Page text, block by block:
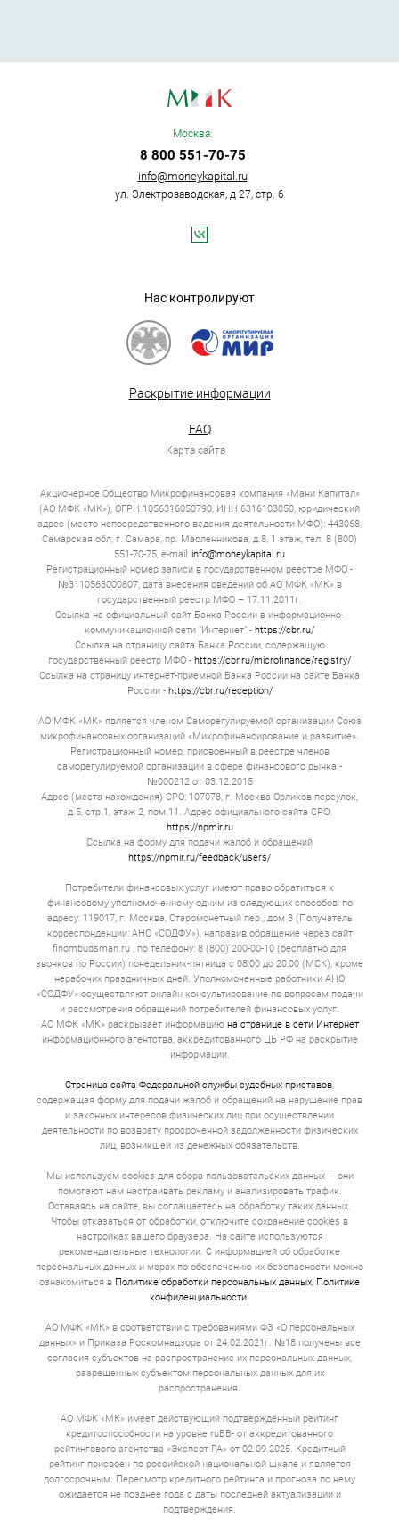
Москва:
8 800 551-70-75
info@moneykapital.ru
ул. Электрозаводская, д 27, стр. 6
Нас контролируют
Раскрытие информации
FAQ
Карта сайта
Акционерное Общество Микрофинансовая компания «Мани Капитал»
(АО МФК «МК»), ОГРН 1056316050790, ИНН 6316103050, юридический
адрес (место непосредственного ведения деятельности МФО): 443068,
Самарская обл, г. Самара, пр. Масленникова, д.8, 1 этаж, тел. 8 (800)
551-70-75, e-mail: info@moneykapital.ru
Регистрационный номер записи в государственном реестре МФО -
№3110563000807, дата внесения сведений об АО МФК «МК» в
государственный реестр МФО – 17.11.2011г.
Ссылка на официальный сайт Банка России в информационно-
коммуникационной сети "Интернет" - https://cbr.ru/
Ссылка на страницу сайта Банка России, содержащую
государственный реестр МФО - https://cbr.ru/microfinance/registry/
Ссылка на страницу интернет-приемной Банка России на сайте Банка
России - https://cbr.ru/reception/
АО МФК «МК» является членом Саморегулируемой организации Союз
микрофинансовых организаций «Микрофинансирование и развитие».
Регистрационный номер, присвоенный в реестре членов
саморегулируемой организации в сфере финансового рынка -
№000212 от 03.12.2015
Адрес (места нахождения) СРО: 107078, г. Москва Орликов переулок,
д.5, стр.1, этаж 2, пом.11. Адрес официального сайта СРО:
https://npmir.ru
Ссылка на форму для подачи жалоб и обращений
https://npmir.ru/feedback/users/
Потребители финансовых услуг имеют право обратиться к
финансовому уполномоченному одним из следующих способов: по
адресу: 119017, г. Москва, Старомонетный пер., дом 3 (Получатель
корреспонденции: АНО «СОДФУ»), направив обращение через сайт
finombudsman.ru , по телефону: 8 (800) 200-00-10 (бесплатно для
звонков по России) понедельник-пятница с 08:00 до 20:00 (МСК), кроме
нерабочих праздничных дней. Уполномоченные работники АНО
«СОДФУ» осуществляют онлайн консультирование по вопросам подачи
и рассмотрения обращений потребителей финансовых услуг.
АО МФК «МК» раскрывает информацию на странице в сети Интернет
информационного агентства, аккредитованного ЦБ РФ на раскрытие
информации.
Страница сайта Федеральной службы судебных приставов,
содержащая форму для подачи жалоб и обращений на нарушение прав
и законных интересов физических лиц при осуществлении
деятельности по возврату просроченной задолженности физических
лиц, возникшей из денежных обязательств.
Мы используем cookies для сбора пользовательских данных — они
помогают нам настраивать рекламу и анализировать трафик.
Оставаясь на сайте, вы соглашаетесь на обработку таких данных.
Чтобы отказаться от обработки, отключите сохранение cookies в
настройках вашего браузера. На сайте используются
рекомендательные технологии. С информацией об обработке
персональных данных и мерах по обеспечению их безопасности можно
ознакомиться в Политике обработки персональных данных, Политике
конфиденциальности.
АО МФК «МК» в соответствии с требованиями ФЗ «О персональных
данных» и Приказа Роскомнадзора от 24.02.2021г. №18 получены все
согласия субъектов на распространение их персональных данных,
разрешенных субъектом персональных данных для их
распространения.
АО МФК «МК» имеет действующий подтверждённый рейтинг
кредитоспособности на уровне ruBB- от аккредитованного
рейтингового агентства «Эксперт РА» от 02.09.2025. Кредитный
рейтинг присвоен по российской национальной шкале и является
долгосрочным. Пересмотр кредитного рейтинга и прогноза по нему
ожидается не позднее года с даты последней актуализации и
подтверждения.